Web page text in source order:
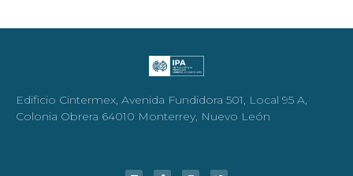
Edificio Cintermex, Avenida Fundidora 501, Local 95 A,
Colonia Obrera 64010 Monterrey, Nuevo León